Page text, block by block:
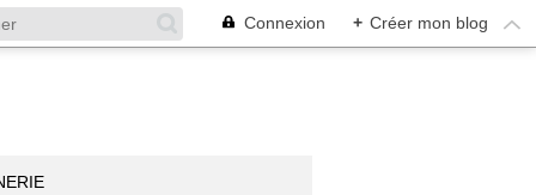
Connexion + Créer mon blog